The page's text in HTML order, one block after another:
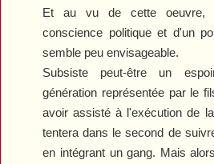
Et au vu de cette oeuvre,
conscience politique et d'un
semble peu envisageable.
Subsiste peut-être un
génération représentée par le
avoir assisté à l'exécution de
tentera dans le second de
en intégrant un gang. Mais